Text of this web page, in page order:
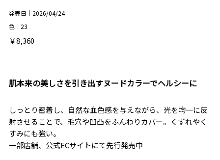
発売日｜2026/04/24
色｜23
￥8,360
肌本来の美しさを引き出すヌードカラーでヘルシーに
しっとり密着し、自然な血色感を与えながら、光を均一に反
射させることで、毛穴や凹凸をふんわりカバー。くずれやく
すみにも強い。
一部店舗、公式ECサイトにて先行発売中